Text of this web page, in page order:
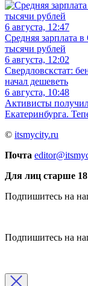
6 августа, 12:47
Средняя зарплата
тысячи рублей
6 августа, 12:02
Свердловскстат:
начал дешеветь
6 августа, 10:48
Активисты
Екатеринбурга.
© itsmycity.ru
Почта
Для лиц старше 18
Подпишитесь на
Подпишитесь на